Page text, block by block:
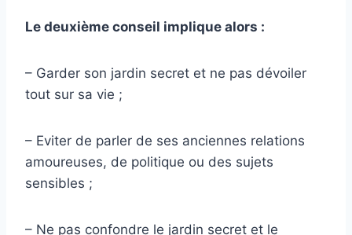
Le deuxième conseil implique alors :
– Garder son jardin secret et ne pas dévoiler
tout sur sa vie ;
– Eviter de parler de ses anciennes relations
amoureuses, de politique ou des sujets
sensibles ;
– Ne pas confondre le jardin secret et le